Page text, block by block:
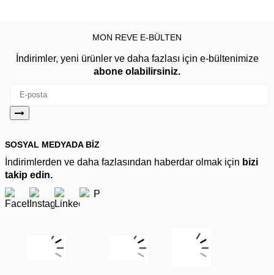
MON REVE E-BÜLTEN
İndirimler, yeni ürünler ve daha fazlası için e-bültenimize
abone olabilirsiniz.
SOSYAL MEDYADA BİZ
İndirimlerden ve daha fazlasından haberdar olmak için bizi
takip edin.